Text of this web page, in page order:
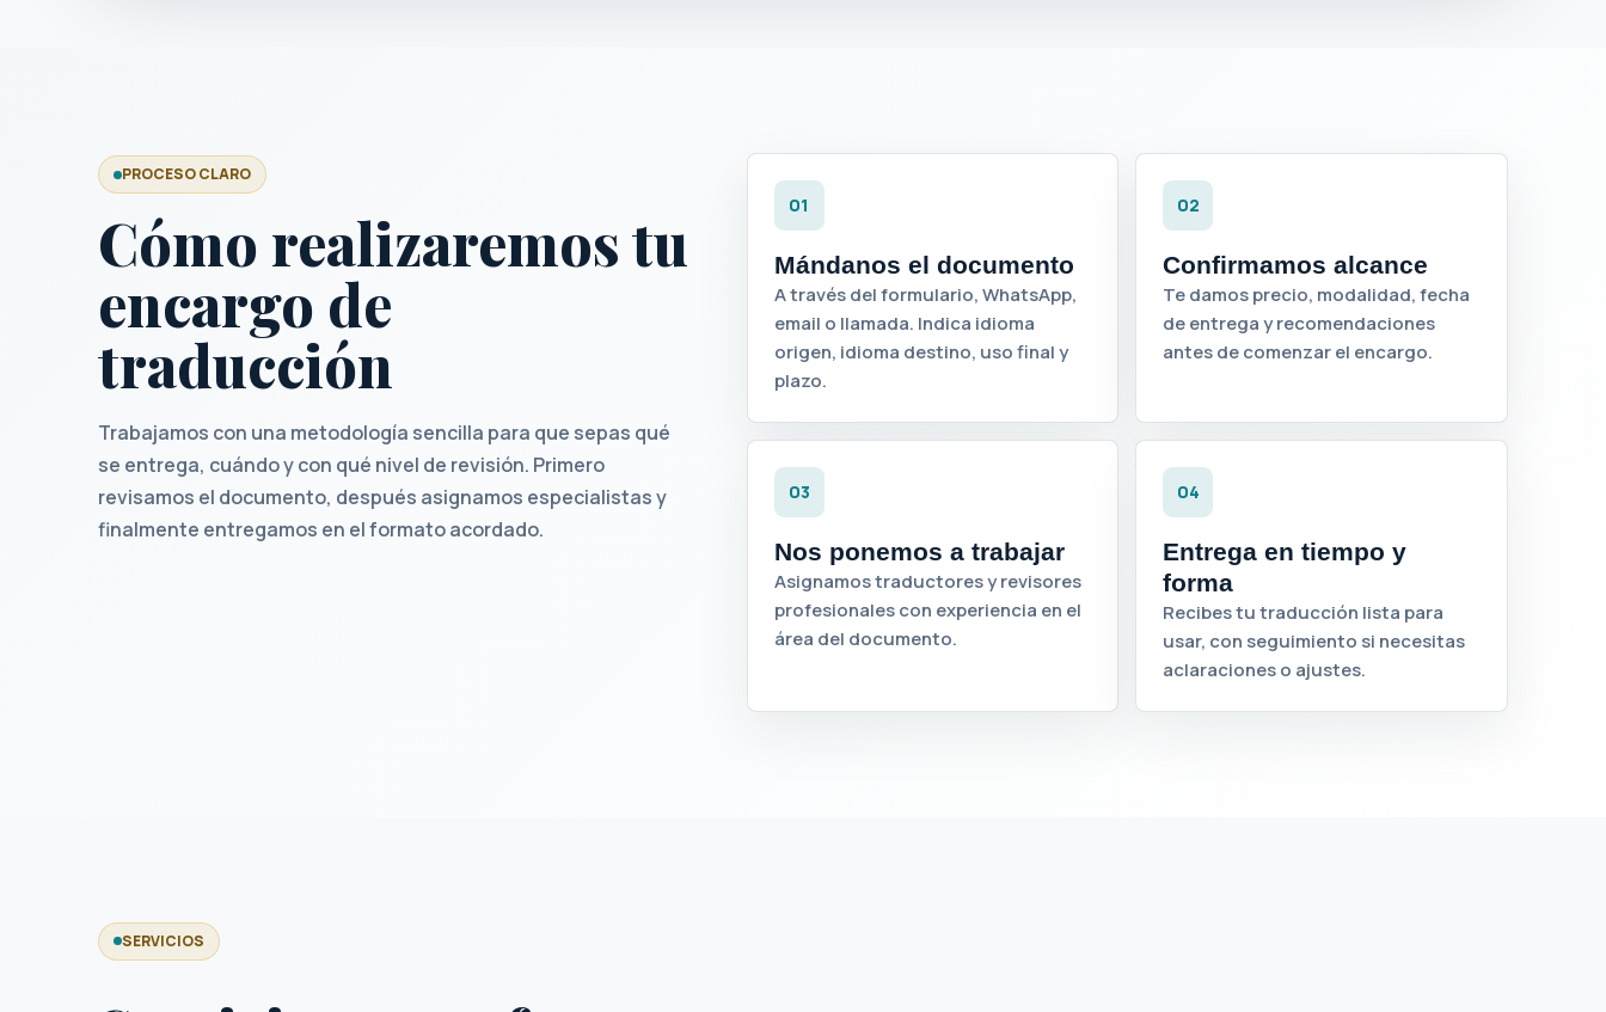
PROCESO CLARO
Cómo realizaremos tu
encargo de
traducción
Trabajamos con una metodología sencilla para que sepas qué
se entrega, cuándo y con qué nivel de revisión. Primero
revisamos el documento, después asignamos especialistas y
finalmente entregamos en el formato acordado.
01
Mándanos el documento
A través del formulario, WhatsApp,
email o llamada. Indica idioma
origen, idioma destino, uso final y
plazo.
02
Confirmamos alcance
Te damos precio, modalidad, fecha
de entrega y recomendaciones
antes de comenzar el encargo.
03
Nos ponemos a trabajar
Asignamos traductores y revisores
profesionales con experiencia en el
área del documento.
04
Entrega en tiempo y
forma
Recibes tu traducción lista para
usar, con seguimiento si necesitas
aclaraciones o ajustes.
SERVICIOS